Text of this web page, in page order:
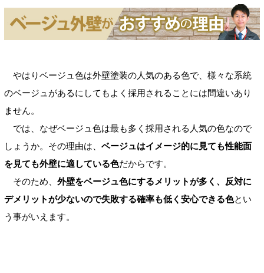
やはりベージュ色は外壁塗装の人気のある色で、様々な系統
のベージュがあるにしてもよく採用されることには間違いあり
ません。
では、なぜベージュ色は最も多く採用される人気の色なので
しょうか。その理由は、 ベージュはイメージ的に見ても性能面
を見ても外壁に適している色だからです。
そのため、 外壁をベージュ色にするメリットが多く、反対に
デメリットが少ないので失敗する確率も低く安心できる色とい
う事がいえます。